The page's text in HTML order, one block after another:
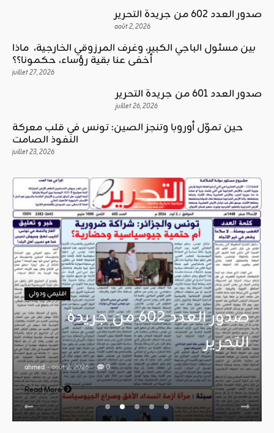
صدور العدد 602 من جريدة التحرير
août 2, 2026
بين مسئول الباجي الكبير، وغرف المرزوقي الخارجية، ماذا
أخفى عنا بقية رؤساء، حكمونا؟؟
juillet 27, 2026
صدور العدد 601 من جريدة التحرير
juillet 26, 2026
حين تموّل أوروبا وتنجز الصين: تونس في قلب معركة
النفوذ الصامت
juillet 23, 2026
اقليمي ودولي
صدور العدد 602 من جريدة
التحرير
ahmed - août 2, 2026 0
Read More